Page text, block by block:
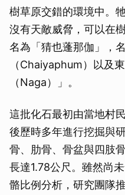
樹草原交錯的環境中。
沒有天敵威脅，可以在
名為「猜也蓬那伽」，
（Chaiyaphum）以及
（Naga）」。
這批化石最初由當地村
後歷時多年進行挖掘與
骨、肋骨、骨盆與四肢
長達1.78公尺。雖然尚
骼比例分析，研究團隊